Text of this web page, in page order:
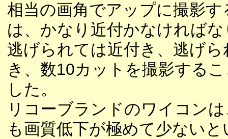
相当の画角でアップに撮影す
は、かなり近付かなければ
逃げられては近付き、逃げ
き、数10カットを撮影する
した。
リコーブランドのワイコン
も画質低下が極めて少ない